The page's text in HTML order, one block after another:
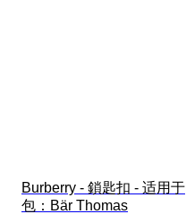
Burberry - 鎖匙扣 - 适用于
包：Bär Thomas